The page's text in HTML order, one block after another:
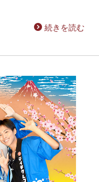
続きを読む